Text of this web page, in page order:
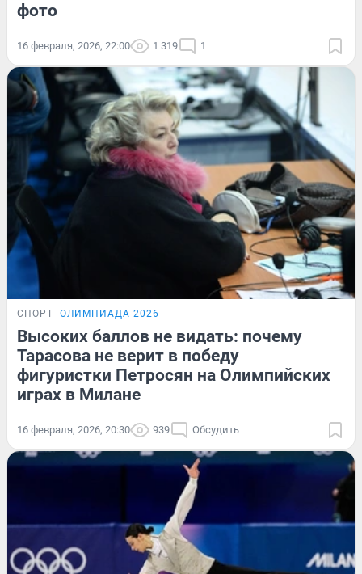
фото
16 февраля, 2026, 22:00 1 319 1
СПОРТ ОЛИМПИАДА-2026
Высоких баллов не видать: почему
Тарасова не верит в победу
фигуристки Петросян на Олимпийских
играх в Милане
16 февраля, 2026, 20:30 939 Обсудить